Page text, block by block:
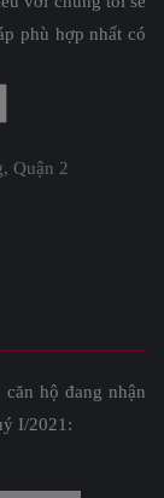
phù hợp nhất có
Quận 2
hộ đang nhận
I/2021: